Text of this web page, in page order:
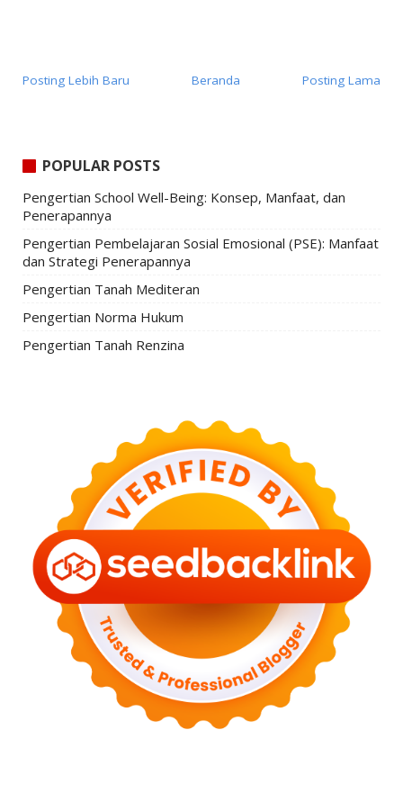
Posting Lebih Baru Posting Lama
Beranda
POPULAR POSTS
Pengertian School Well-Being: Konsep, Manfaat, dan
Penerapannya
Pengertian Pembelajaran Sosial Emosional (PSE): Manfaat
dan Strategi Penerapannya
Pengertian Tanah Mediteran
Pengertian Norma Hukum
Pengertian Tanah Renzina